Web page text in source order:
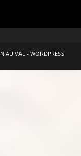
AU VAL - WORDPRESS